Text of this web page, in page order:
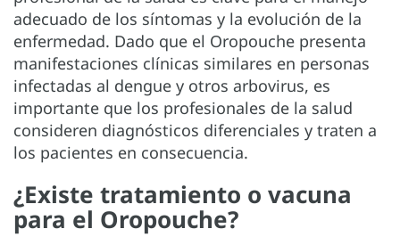
adecuado de los síntomas y la evolución de la
enfermedad. Dado que el Oropouche presenta
manifestaciones clínicas similares en personas
infectadas al dengue y otros arbovirus, es
importante que los profesionales de la salud
consideren diagnósticos diferenciales y traten a
los pacientes en consecuencia.
¿Existe tratamiento o vacuna
para el Oropouche?